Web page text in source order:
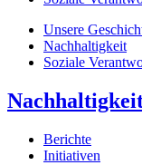
Unsere
Nachhaltigkeit
Soziale
Berichte
Initiativen